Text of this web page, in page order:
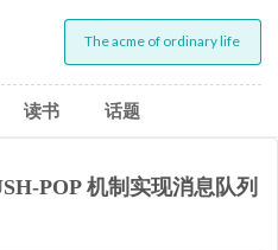
The acme of ordinary life
读书 话题
POP 机制实现消息队列